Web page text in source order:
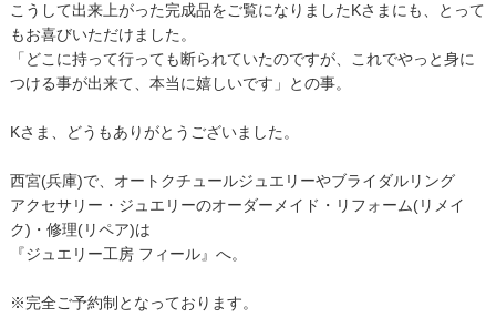
こうして出来上がった完成品をご覧になりましたKさまにも、とって
もお喜びいただけました。
「どこに持って行っても断られていたのですが、これでやっと身に
つける事が出来て、本当に嬉しいです」との事。
Kさま、どうもありがとうございました。
西宮(兵庫)で、オートクチュールジュエリーやブライダルリング
アクセサリー・ジュエリーのオーダーメイド・リフォーム(リメイ
ク)・修理(リペア)は
『ジュエリー工房 フィール』へ。
※完全ご予約制となっております。